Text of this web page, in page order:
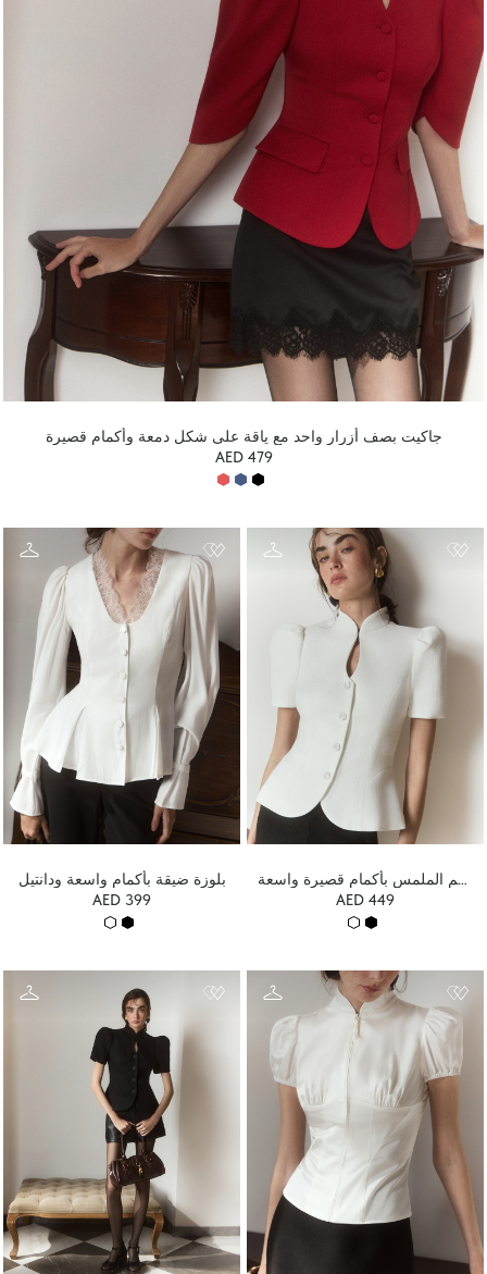
جاكيت بصف أزرار واحد مع ياقة على شكل دمعة وأكمام قصيرة
AED 479
بلوزة ضيقة بأكمام واسعة ودانتيل
AED 399
سترة من قماش محكم الملمس بأكمام قصيرة واسعة
AED 449